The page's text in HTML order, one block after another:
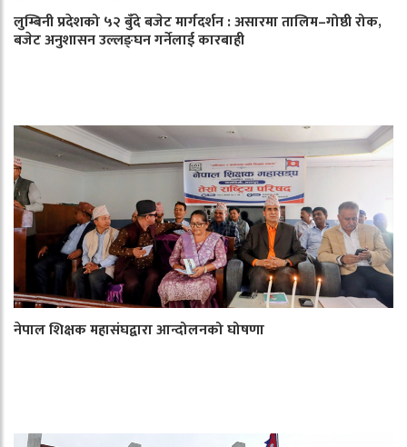
लुम्बिनी प्रदेशको ५२ बुँदे बजेट मार्गदर्शन : असारमा तालिम–गोष्ठी रोक,
बजेट अनुशासन उल्लङ्घन गर्नेलाई कारबाही
नेपाल शिक्षक महासंघद्वारा आन्दोलनको घोषणा